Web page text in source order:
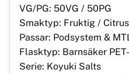
VG/PG: 50VG / 50PG
Smaktyp: Fruktig / Citrus
Passar: Podsystem &
Flasktyp: Barnsäker
Serie: Koyuki Salts